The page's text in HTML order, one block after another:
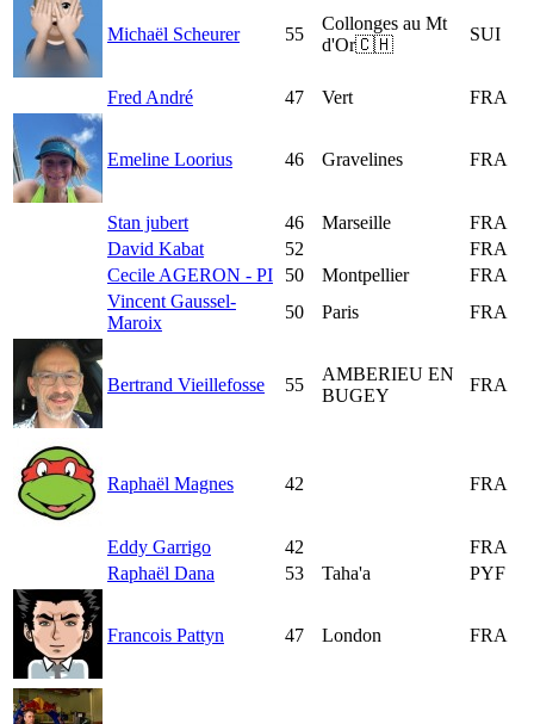
Michaël Scheurer 55
Collonges au Mt
d'Or🇨🇭
SUI
Fred André 47 Vert FRA
Emeline Loorius 46 Gravelines FRA
Stan jubert 46 Marseille
FRA
David Kabat
52
FRA
Cecile AGERON - PI
50 Montpellier
FRA
Vincent Gaussel-
Maroix
50 Paris FRA
Bertrand Vieillefosse 55
AMBERIEU EN
BUGEY
FRA
Raphaël Magnes 42 FRA
Eddy Garrigo 42
FRA
Raphaël Dana
53 Taha'a PYF
Francois Pattyn 47 London FRA